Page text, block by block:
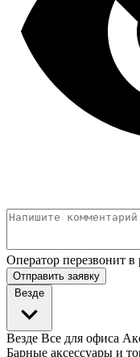
Оператор перезвонит в
Отправить заявку
Везде
Везде Все для офиса
Барные аксессуары и